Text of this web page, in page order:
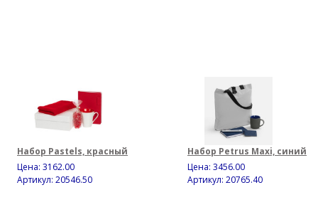
Набор Pastels, красный
Цена: 3162.00
Артикул: 20546.50
Набор Petrus Maxi, синий
Цена: 3456.00
Артикул: 20765.40